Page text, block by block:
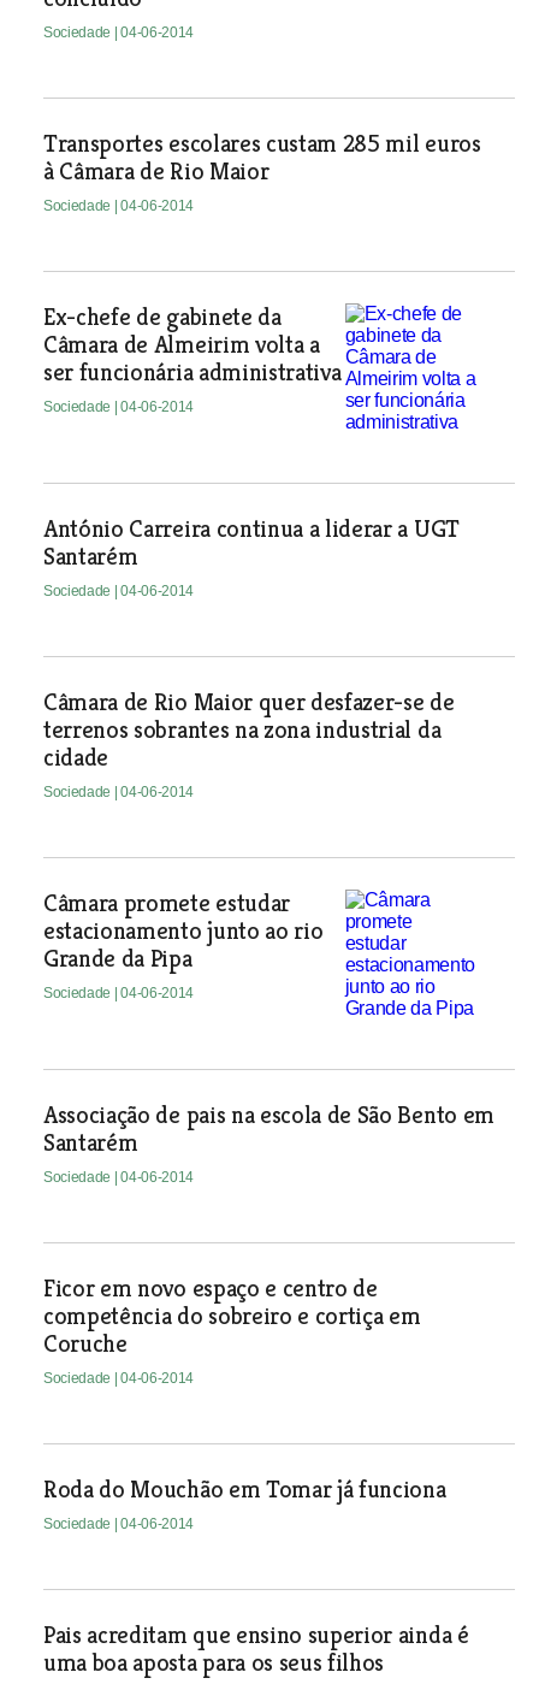
Sociedade | 04-06-2014
Transportes escolares custam 285 mil euros
à Câmara de Rio Maior
Sociedade | 04-06-2014
Ex-chefe de gabinete da
Câmara de Almeirim volta a
ser funcionária administrativa
Sociedade | 04-06-2014
António Carreira continua a liderar a UGT
Santarém
Sociedade | 04-06-2014
Câmara de Rio Maior quer desfazer-se de
terrenos sobrantes na zona industrial da
cidade
Sociedade | 04-06-2014
Câmara promete estudar
estacionamento junto ao rio
Grande da Pipa
Sociedade | 04-06-2014
Associação de pais na escola de São Bento em
Santarém
Sociedade | 04-06-2014
Ficor em novo espaço e centro de
competência do sobreiro e cortiça em
Coruche
Sociedade | 04-06-2014
Roda do Mouchão em Tomar já funciona
Sociedade | 04-06-2014
Pais acreditam que ensino superior ainda é
uma boa aposta para os seus filhos